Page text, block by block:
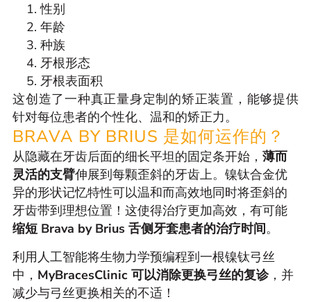
性别
年龄
种族
牙根形态
牙根表面积
这创造了一种真正量身定制的矫正装置，能够提供
针对每位患者的个性化、温和的矫正力。
BRAVA BY BRIUS 是如何运作的？
从隐藏在牙齿后面的细长平坦的固定条开始， 薄而
灵活的支臂伸展到每颗歪斜的牙齿上。镍钛合金优
异的形状记忆特性可以温和而高效地同时将歪斜的
牙齿带到理想位置！这使得治疗更加高效，有可能
缩短 Brava by Brius 舌侧牙套患者的治疗时间。
利用人工智能将生物力学预编程到一根镍钛弓丝
中， MyBracesClinic 可以消除更换弓丝的复诊，并
减少与弓丝更换相关的不适！